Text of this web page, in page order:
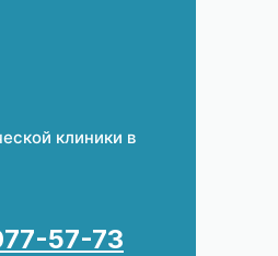
клиники в
57-73